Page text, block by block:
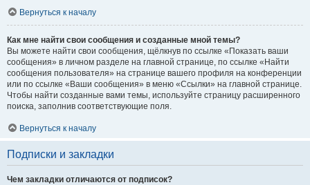
Вернуться к началу
Как мне найти свои сообщения и созданные мной темы?
Вы можете найти свои сообщения, щёлкнув по ссылке «Показать ваши
сообщения» в личном разделе на главной странице, по ссылке «Найти
сообщения пользователя» на странице вашего профиля на конференции
или по ссылке «Ваши сообщения» в меню «Ссылки» на главной странице.
Чтобы найти созданные вами темы, используйте страницу расширенного
поиска, заполнив соответствующие поля.
Вернуться к началу
Подписки и закладки
Чем закладки отличаются от подписок?